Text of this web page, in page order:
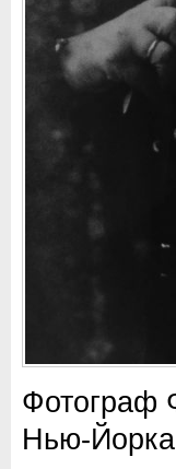
Фотограф
Нью-